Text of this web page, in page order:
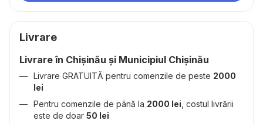
Livrare
Livrare în Chișinău și Municipiul Chișinău
Livrare GRATUITĂ pentru comenzile de peste 2000
lei
Pentru comenzile de până la 2000 lei , costul livrării
este de doar 50 lei